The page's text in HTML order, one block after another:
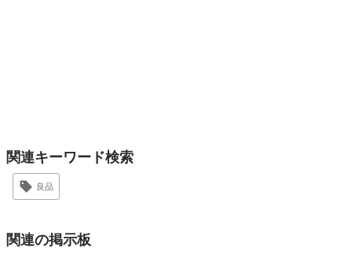
関連キーワード検索
良品
関連の掲示板